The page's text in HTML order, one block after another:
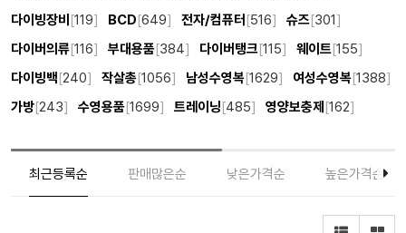
다이빙장비 [119] BCD[649] 전자/컴퓨터 [516] 슈즈[301]
다이버의류[116] 부대용품[384] 다이버탱크[115] 웨이트[155]
다이빙백[240] 작살총[1056] 남성수영복[1629] 여성수영복[1388]
가방[243] 수영용품[1699] 트레이닝[485] 영양보충제 [162]
최근등록순 판매많은순 낮은가격순 높은가격순